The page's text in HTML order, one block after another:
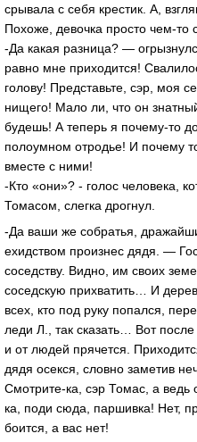
срывала с себя крестик. А,
Похоже, девочка просто чем-то
-Да какая разница? —
равно мне приходится!
голову! Представьте, сэр, моя
нищего! Мало ли, что он
будешь! А теперь я почему-то
полоумном отродье! И почему
вместе с ними!
-Кто «они»? - голос человека,
Томасом, слегка дрогнул.
-Да ваши же собратья,
ехидством произнес дядя. —
соседству. Видно, им своих
соседскую прихватить… И
всех, кто под руку попался,
леди Л., так сказать… Вот
и от людей прячется.
дядя осекся, словно заметив
Смотрите-ка, сэр Томас, а ведь
ка, поди сюда, паршивка! Нет,
боится, а вас нет!